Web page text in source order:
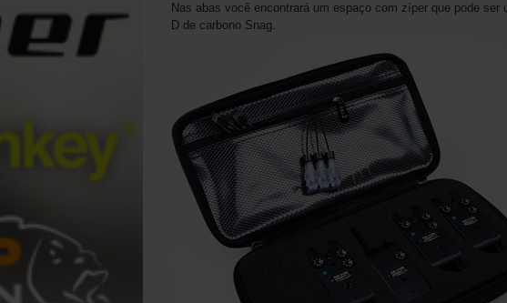
Nas abas você encontrará um espaço com zíper que pode
D de carbono Snag.